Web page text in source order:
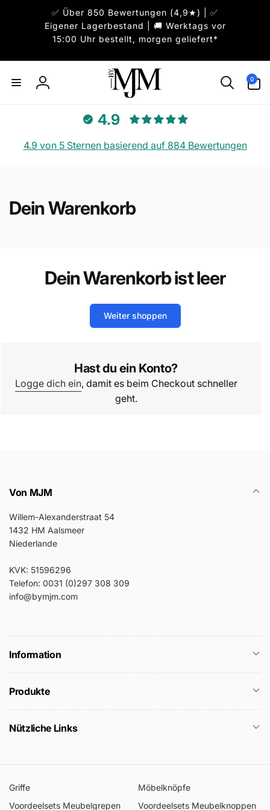
✅ Über 850 Bewertungen (4,9★) | ✅
Eigener Lagerbestand | 🚚 Werktags vor
15:00 Uhr bestellt, morgen geliefert*
Einloggen
0
Artikel
4.9
4.9 von 5 Sternen basierend auf 884 Bewertungen
Dein Warenkorb
Dein Warenkorb ist leer
Weiter shoppen
Hast du ein Konto?
Logge dich ein, damit es beim Checkout schneller
geht.
Von MJM
Willem-Alexanderstraat 54
1432 HM Aalsmeer
Niederlande
KVK: 51596296
Telefon: 0031 (0)297 308 309
info@bymjm.com
Information
Produkte
Nützliche Links
Griffe
Möbelknöpfe
Voordeelsets Meubelgrepen
Voordeelsets Meubelknoppen